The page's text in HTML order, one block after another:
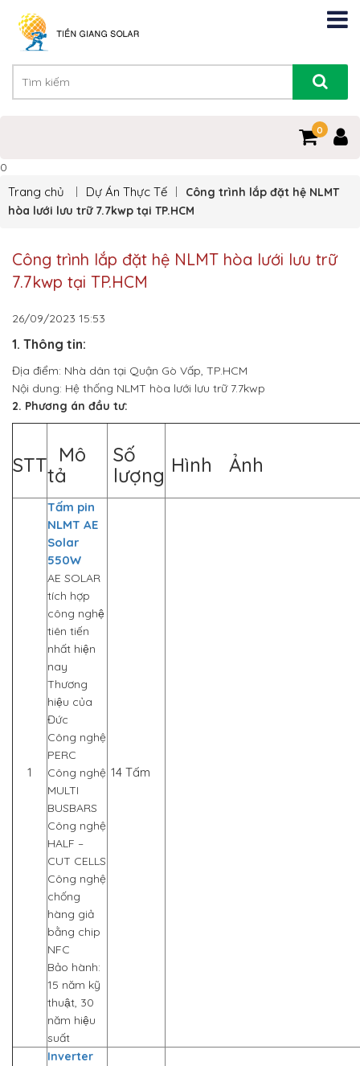
0
0
Trang chủ Dự Án Thực Tế
Công trình lắp đặt hệ NLMT
hòa lưới lưu trữ 7.7kwp tại TP.HCM
Công trình lắp đặt hệ NLMT hòa lưới lưu trữ
7.7kwp tại TP.HCM
26/09/2023 15:53
1. Thông tin:
Địa điểm: Nhà dân tại Quận Gò Vấp, TP.HCM
Nội dung: Hệ thống NLMT hòa lưới lưu trữ 7.7kwp
2. Phương án đầu tư:
STT Mô
tả
Số
lượng Hình Ảnh
1
Tấm pin
NLMT AE
Solar
550W
AE SOLAR
tích hợp
công nghệ
tiên tiến
nhất hiện
nay
Thương
hiệu của
Đức
Công nghệ
PERC
Công nghệ
MULTI
BUSBARS
Công nghệ
HALF –
CUT CELLS
Công nghệ
chống
hàng giả
bằng chip
NFC
Bảo hành:
15 năm kỹ
thuật, 30
năm hiệu
suất
14 Tấm
Inverter